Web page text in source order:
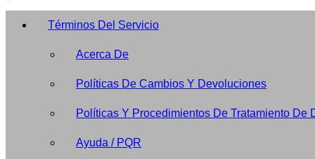
Términos Del Servicio
Acerca De
Políticas De Cambios Y Devoluciones
Políticas Y Procedimientos De Tratamiento De
Ayuda / PQR